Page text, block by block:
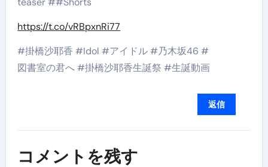
https://t.co/vRBpxnRi77
#掛橋沙耶香 #Idol #アイドル #乃木坂46 #
図書室の君へ #掛橋沙耶香生誕祭 #生誕動画
返信
コメントを残す